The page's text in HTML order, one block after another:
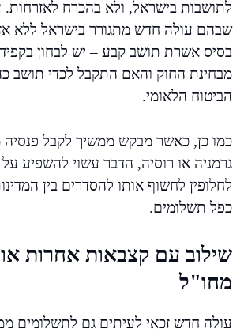
לתושבות בישראל, ולא בהכרח
שבהם עולה חדש מתגורר בישראל ללא
בסיס אשרת תושב קבע – יש לבחון
מבחינת החוק והאם התקבל לכדי תושב
הביטוח הלאומי.
כמו כן, כאשר מבקש ממשיך לקבל פנסיה
גרמניה או רוסיה, הדבר עשוי להשפיע
לחלופין לחשוף אותו להסדרים בין
כפל תשלומים.
שילוב עם קצבאות אחרות
מחו"ל
עולה חדש זכאי לעיתים גם לתשלומים